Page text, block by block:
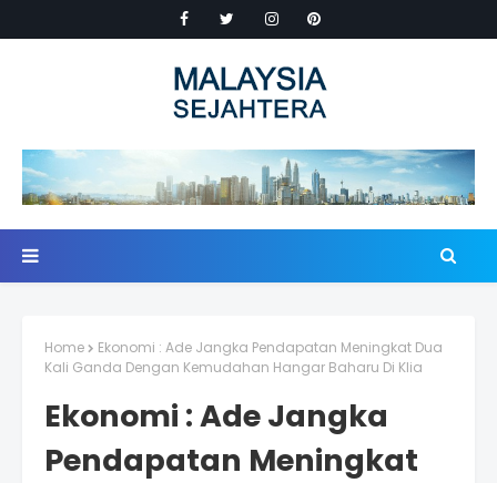
Home
Ekonomi : Ade Jangka Pendapatan Meningkat Dua
Kali Ganda Dengan Kemudahan Hangar Baharu Di Klia
Ekonomi : Ade Jangka
Pendapatan Meningkat